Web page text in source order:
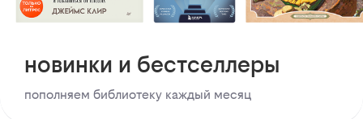
новинки и бестселлеры
пополняем библиотеку каждый месяц